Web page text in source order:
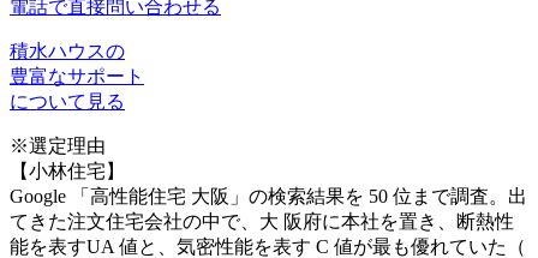
電話で直接問い合わせる
積水ハウスの
豊富なサポート
について見る
※選定理由
【小林住宅】
Google 「高性能住宅 大阪」の検索結果を 50 位まで調査。出
てきた注文住宅会社の中で、大 阪府に本社を置き、断熱性
能を表すUA 値と、気密性能を表す C 値が最も優れていた（